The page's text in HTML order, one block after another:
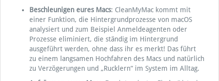
Beschleunigen eures Macs: CleanMyMac kommt mit
einer Funktion, die Hintergrundprozesse von macOS
analysiert und zum Beispiel Anmeldeagenten oder
Prozesse eliminiert, die ständig im Hintergrund
ausgeführt werden, ohne dass ihr es merkt! Das führt
zu einem langsamen Hochfahren des Macs und natürlich
zu Verzögerungen und „Rucklern“ im System im Alltag.